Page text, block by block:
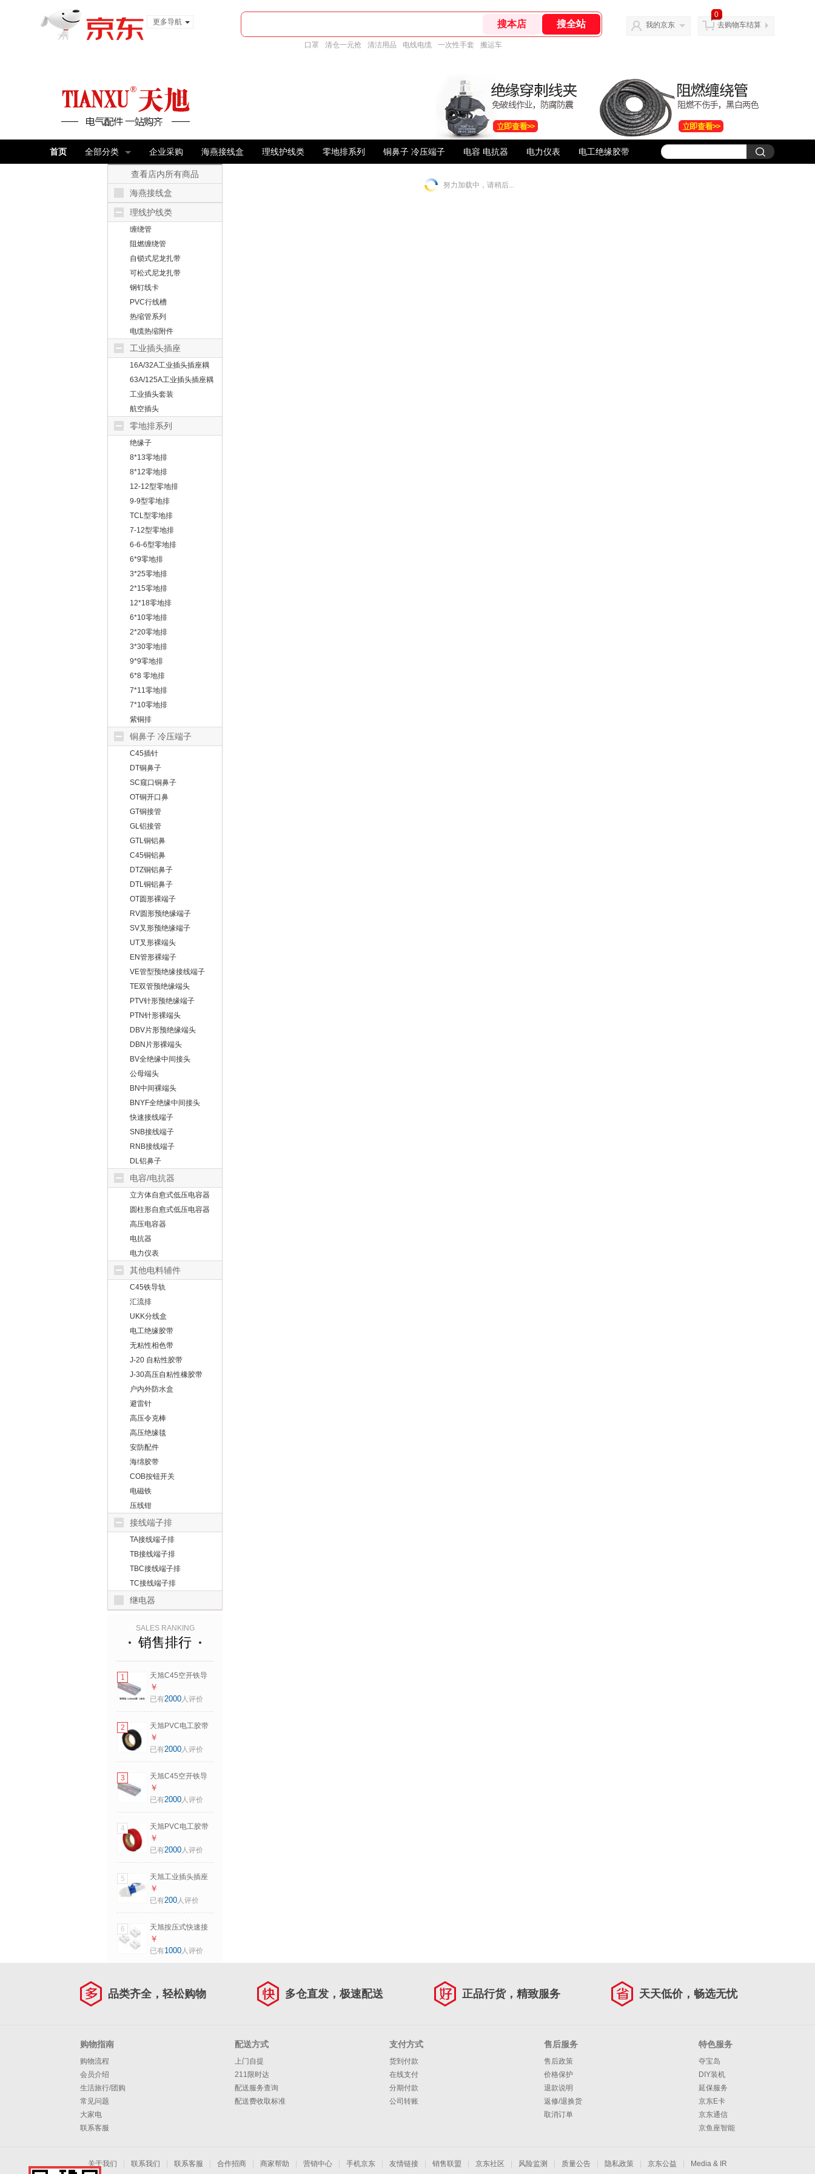
更多导航
口罩 清仓一元抢 清洁用品 电线电缆 一次性手套 搬运车
我的京东
0
去购物车结算
首页 全部分类 企业采购 海燕接线盒 理线护线类 零地排系列 铜鼻子 冷压端子 电容 电抗器 电力仪表 电工绝缘胶带
查看店内所有商品
海燕接线盒
理线护线类
缠绕管
阻燃缠绕管
自锁式尼龙扎带
可松式尼龙扎带
钢钉线卡
PVC行线槽
热缩管系列
电缆热缩附件
工业插头插座
16A/32A工业插头插座耦
合器
63A/125A工业插头插座耦
合器
工业插头套装
航空插头
零地排系列
绝缘子
8*13零地排
8*12零地排
12-12型零地排
9-9型零地排
TCL型零地排
7-12型零地排
6-6-6型零地排
6*9零地排
3*25零地排
2*15零地排
12*18零地排
6*10零地排
2*20零地排
3*30零地排
9*9零地排
6*8 零地排
7*11零地排
7*10零地排
紫铜排
铜鼻子 冷压端子
C45插针
DT铜鼻子
SC窥口铜鼻子
OT铜开口鼻
GT铜接管
GL铝接管
GTL铜铝鼻
C45铜铝鼻
DTZ铜铝鼻子
DTL铜铝鼻子
OT圆形裸端子
RV圆形预绝缘端子
SV叉形预绝缘端子
UT叉形裸端头
EN管形裸端子
VE管型预绝缘接线端子
TE双管预绝缘端头
PTV针形预绝缘端子
PTN针形裸端头
DBV片形预绝缘端头
DBN片形裸端头
BV全绝缘中间接头
公母端头
BN中间裸端头
BNYF全绝缘中间接头
快速接线端子
SNB接线端子
RNB接线端子
DL铝鼻子
电容/电抗器
立方体自愈式低压电容器
圆柱形自愈式低压电容器
高压电容器
电抗器
电力仪表
其他电料辅件
C45铁导轨
汇流排
UKK分线盒
电工绝缘胶带
无粘性相色带
J-20 自粘性胶带
J-30高压自粘性橡胶带
户内外防水盒
避雷针
高压令克棒
高压绝缘毯
安防配件
海绵胶带
COB按钮开关
电磁铁
压线钳
接线端子排
TA接线端子排
TB接线端子排
TBC接线端子排
TC接线端子排
继电器
SALES RANKING
销售排行
1
天旭C45空开铁导
轨 接线端子导轨 配
电箱导轨卡轨长1米
￥
已有2000人评价
2
天旭PVC电工胶带
黑色电气绝缘防水
胶布有粘性电胶布
￥
已有2000人评价
3
天旭C45空开铁导
轨 接线端子导轨 配
电箱导轨卡轨长1米
￥
已有2000人评价
4
天旭PVC电工胶带
红色电气绝缘防水
胶布有粘性电胶布
￥
已有2000人评价
5
天旭工业插头插座
连接器单相三线
220V航空防水3芯
￥
已有200人评价
6
天旭按压式快速接
线端子灯具导线接
头小电流通用接线
￥
已有1000人评价
努力加载中，请稍后...
品类齐全，轻松购物 多仓直发，极速配送 正品行货，精致服务 天天低价，畅选无忧
购物指南
购物流程
会员介绍
生活旅行/团购
常见问题
大家电
联系客服
配送方式
上门自提
211限时达
配送服务查询
配送费收取标准
支付方式
货到付款
在线支付
分期付款
公司转账
售后服务
售后政策
价格保护
退款说明
返修/退换货
取消订单
特色服务
夺宝岛
DIY装机
延保服务
京东E卡
京东通信
京鱼座智能
关于我们 联系我们 联系客服 合作招商 商家帮助 营销中心 手机京东 友情链接 销售联盟 京东社区 风险监测 质量公告 隐私政策 京东公益 Media & IR